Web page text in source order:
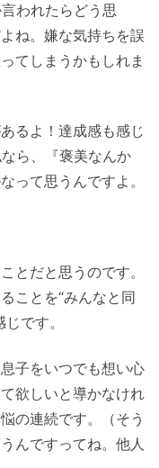
われたらどう思
ね。嫌な気持ちを誤
てしまうかもしれま
るよ！達成感も感じ
ら、『褒美なんか
って思うんですよ。
とだと思うのです。
ことを“みんなと同
です。
子をいつでも想い心
欲しいと導かなけれ
の連続です。（そう
んですってね。他人